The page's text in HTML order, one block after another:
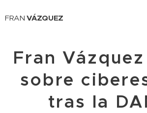
FRANVÁZQUEZ
Fran
sobre
tras la